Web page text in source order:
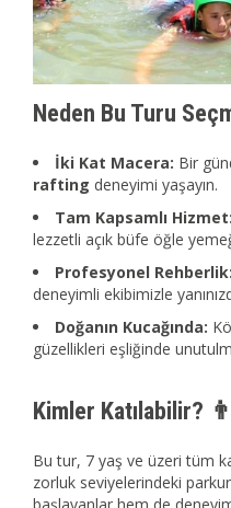
Neden Bu Turu
İki Kat Macera: Bir
rafting deneyimi yaşayın.
Tam Kapsamlı Hizmet:
lezzetli açık büfe öğle
Profesyonel Rehberlik:
deneyimli ekibimizle
Doğanın Kucağında:
güzellikleri eşliğinde
Kimler Katılabilir?
Bu tur, 7 yaş ve üzeri tüm
zorluk seviyelerindeki